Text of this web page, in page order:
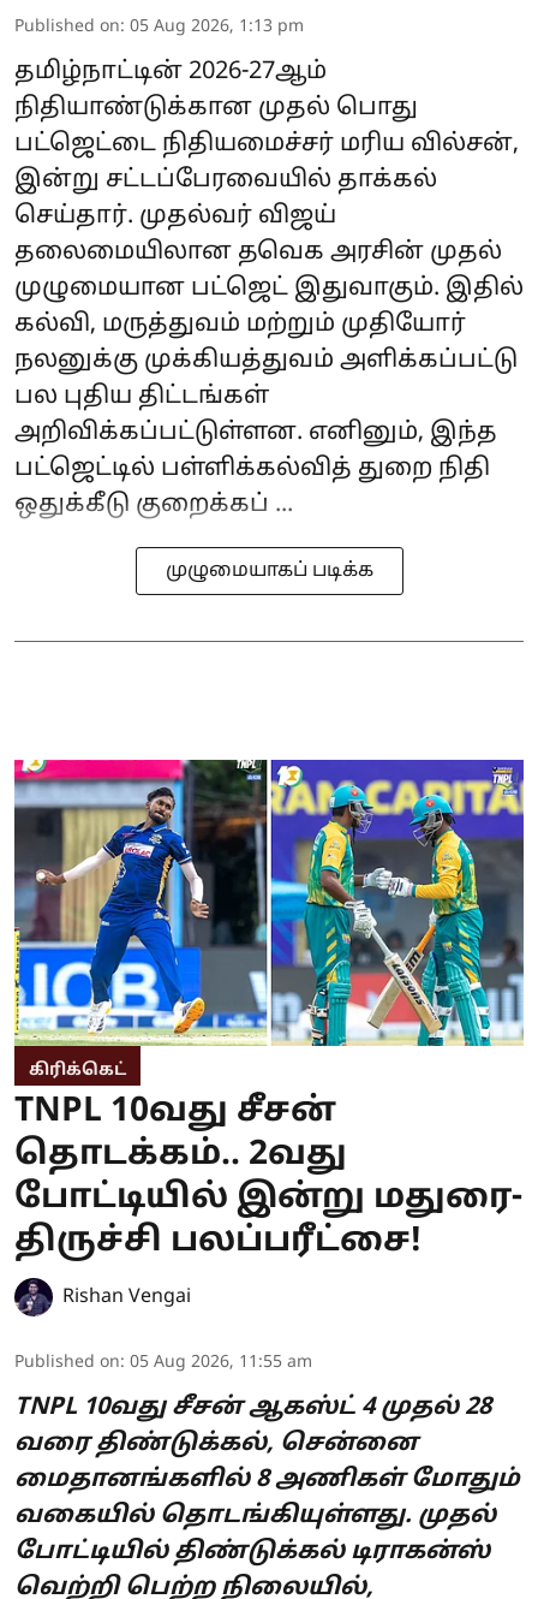
Published on: 05 Aug 2026, 1:13 pm
தமிழ்நாட்டின் 2026-27ஆம்
நிதியாண்டுக்கான முதல் பொது
பட்ஜெட்டை நிதியமைச்சர் மரிய வில்சன்,
இன்று சட்டப்பேரவையில் தாக்கல்
செய்தார். முதல்வர் விஜய்
தலைமையிலான தவெக அரசின் முதல்
முழுமையான பட்ஜெட் இதுவாகும். இதில்
கல்வி, மருத்துவம் மற்றும் முதியோர்
நலனுக்கு முக்கியத்துவம் அளிக்கப்பட்டு
பல புதிய திட்டங்கள்
அறிவிக்கப்பட்டுள்ளன. எனினும், இந்த
பட்ஜெட்டில் பள்ளிக்கல்வித் துறை நிதி
ஒதுக்கீடு குறைக்கப் ...
முழுமையாகப் படிக்க
கிரிக்கெட்
TNPL 10வது சீசன்
தொடக்கம்.. 2வது
போட்டியில் இன்று மதுரை-
திருச்சி பலப்பரீட்சை!
Rishan Vengai
Published on: 05 Aug 2026, 11:55 am
TNPL 10வது சீசன் ஆகஸ்ட் 4 முதல் 28
வரை திண்டுக்கல், சென்னை
மைதானங்களில் 8 அணிகள் மோதும்
வகையில் தொடங்கியுள்ளது. முதல்
போட்டியில் திண்டுக்கல் டிராகன்ஸ்
வெற்றி பெற்ற நிலையில்,